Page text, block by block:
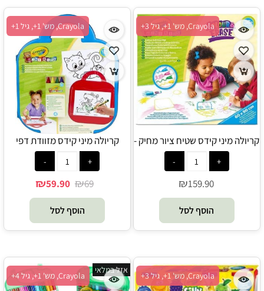
Crayola, מש' 1+, גיל 3+
קריולה מיני קידס שטיח ציור מחיק -
Crayola
₪159.90
הוסף לסל
Crayola, מש' 1+, גיל 1+
קריולה מיני קידס מזוודת דפי
צביעה כולל צבעי פסטל ומדבקות -
Crayola
₪69
₪59.90
הוסף לסל
Crayola, מש' 1+, גיל 3+ Crayola, מש' 1+, גיל 4+
אזל במלאי